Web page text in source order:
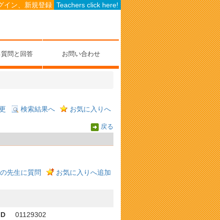
イン、新規登録 Teachers click here!
問と回答 お問い合わせ
検索結果へ お気に入りへ
戻る
先生に質問 お気に入りへ追加
01129302